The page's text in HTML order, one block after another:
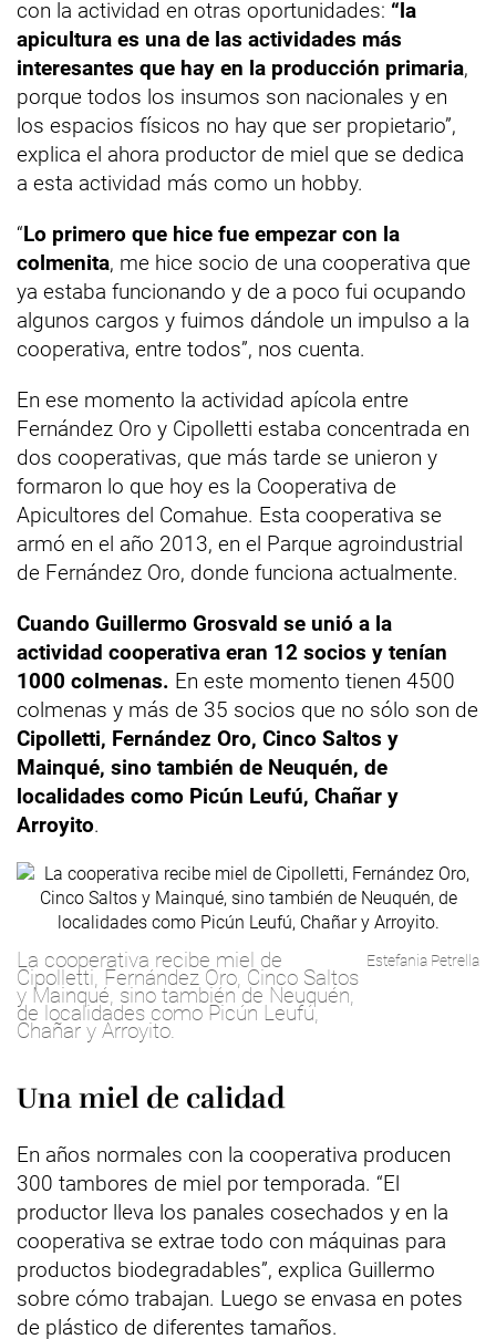
con la actividad en otras oportunidades: “la
apicultura es una de las actividades más
interesantes que hay en la producción primaria,
porque todos los insumos son nacionales y en
los espacios físicos no hay que ser propietario”,
explica el ahora productor de miel que se dedica
a esta actividad más como un hobby.
“Lo primero que hice fue empezar con la
colmenita, me hice socio de una cooperativa que
ya estaba funcionando y de a poco fui ocupando
algunos cargos y fuimos dándole un impulso a la
cooperativa, entre todos”, nos cuenta.
En ese momento la actividad apícola entre
Fernández Oro y Cipolletti estaba concentrada en
dos cooperativas, que más tarde se unieron y
formaron lo que hoy es la Cooperativa de
Apicultores del Comahue. Esta cooperativa se
armó en el año 2013, en el Parque agroindustrial
de Fernández Oro, donde funciona actualmente.
Cuando Guillermo Grosvald se unió a la
actividad cooperativa eran 12 socios y tenían
1000 colmenas. En este momento tienen 4500
colmenas y más de 35 socios que no sólo son de
Cipolletti, Fernández Oro, Cinco Saltos y
Mainqué, sino también de Neuquén, de
localidades como Picún Leufú, Chañar y
Arroyito.
La cooperativa recibe miel de
Cipolletti, Fernández Oro, Cinco Saltos
y Mainqué, sino también de Neuquén,
de localidades como Picún Leufú,
Chañar y Arroyito.
Estefania Petrella
Una miel de calidad
En años normales con la cooperativa producen
300 tambores de miel por temporada. “El
productor lleva los panales cosechados y en la
cooperativa se extrae todo con máquinas para
productos biodegradables”, explica Guillermo
sobre cómo trabajan. Luego se envasa en potes
de plástico de diferentes tamaños.